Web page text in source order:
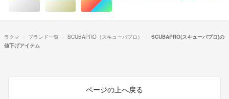
シルバー/銀色系ゴールド/金色系マルチカラー
ラクマ ブランド一覧 SCUBAPRO（スキューバプロ）
SCUBAPRO(スキューバプロ)の
値下げアイテム
ページの上へ戻る